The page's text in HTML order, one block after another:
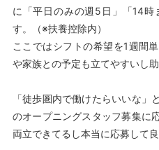
に「平日のみの週5日」「14時
す。（※扶養控除内）
ここではシフトの希望を1週間
や家族との予定も立てやすいし助
「徒歩圏内で働けたらいいな」
のオープニングスタッフ募集に
両立できてるし本当に応募して